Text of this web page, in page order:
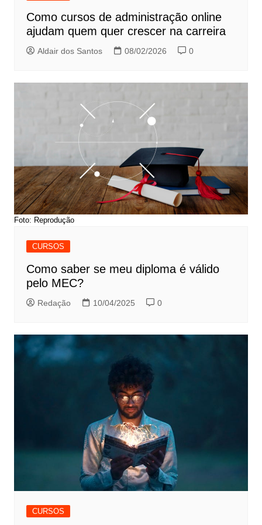
Como cursos de administração online
ajudam quem quer crescer na carreira
Aldair dos Santos 08/02/2026 0
Foto: Reprodução
CURSOS
Como saber se meu diploma é válido
pelo MEC?
Redação 10/04/2025 0
CURSOS